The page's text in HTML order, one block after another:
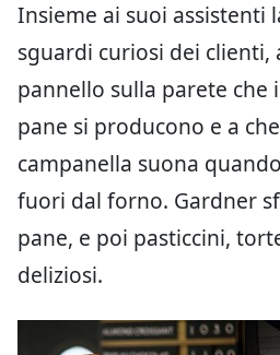
Insieme ai suoi assistenti
sguardi curiosi dei clienti,
pannello sulla parete che
pane si producono e a
campanella suona
fuori dal forno. Gardner
pane, e poi pasticcini,
deliziosi.